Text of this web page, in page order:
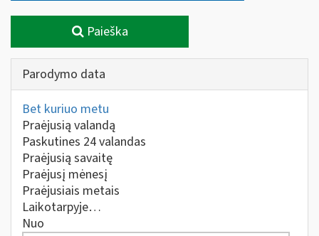
Paieška
Parodymo data
Bet kuriuo metu
Praėjusią valandą
Paskutines 24 valandas
Praėjusią savaitę
Praėjusį mėnesį
Praėjusiais metais
Laikotarpyje…
Nuo